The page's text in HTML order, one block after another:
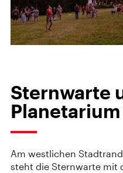
Sternwarte
Am westlichen
steht die Sternwarte mit